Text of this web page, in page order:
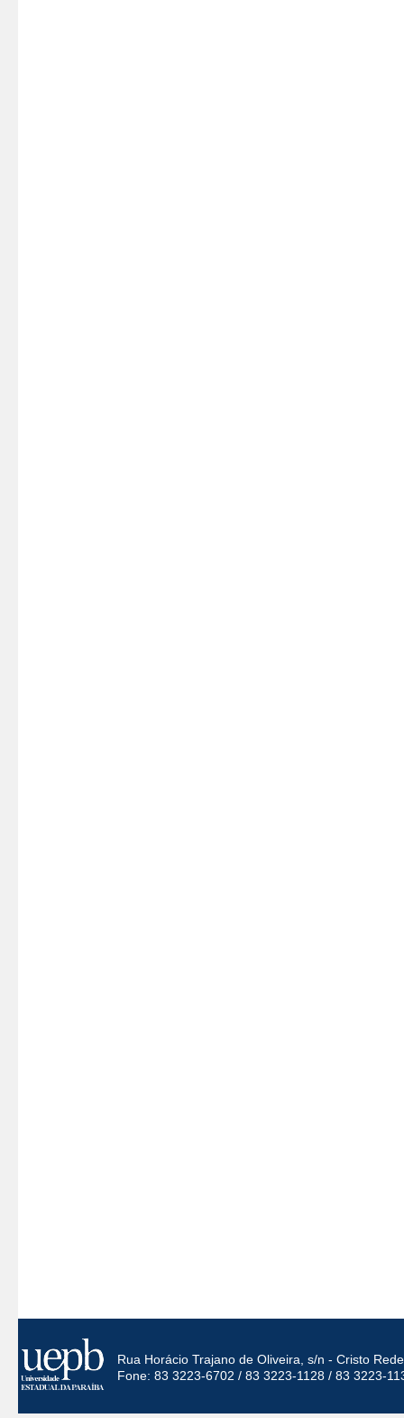
Rua Horácio Trajano de Oliveira, s/n - Cristo
Fone: 83 3223-6702 / 83 3223-1128 / 83 3223-